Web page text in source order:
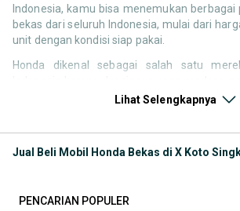
Indonesia, kamu bisa menemukan berbagai
bekas dari seluruh Indonesia, mulai dari
unit dengan kondisi siap pakai.
Honda dikenal sebagai salah satu
responsif, serta kenyamanan
Melalui halaman ini, kamu bisa
Lihat Selengkapnya
Jual Beli Mobil Honda Bekas di X Koto
PENCARIAN POPULER